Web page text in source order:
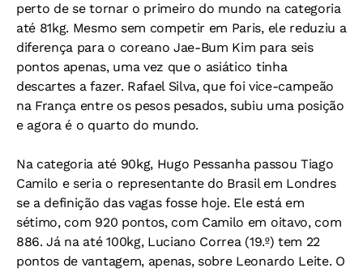
perto de se tornar o primeiro do mundo na categoria
até 81kg. Mesmo sem competir em Paris, ele reduziu a
diferença para o coreano Jae-Bum Kim para seis
pontos apenas, uma vez que o asiático tinha
descartes a fazer. Rafael Silva, que foi vice-campeão
na França entre os pesos pesados, subiu uma posição
e agora é o quarto do mundo.
Na categoria até 90kg, Hugo Pessanha passou Tiago
Camilo e seria o representante do Brasil em Londres
se a definição das vagas fosse hoje. Ele está em
sétimo, com 920 pontos, com Camilo em oitavo, com
886. Já na até 100kg, Luciano Correa (19.º) tem 22
pontos de vantagem, apenas, sobre Leonardo Leite. O